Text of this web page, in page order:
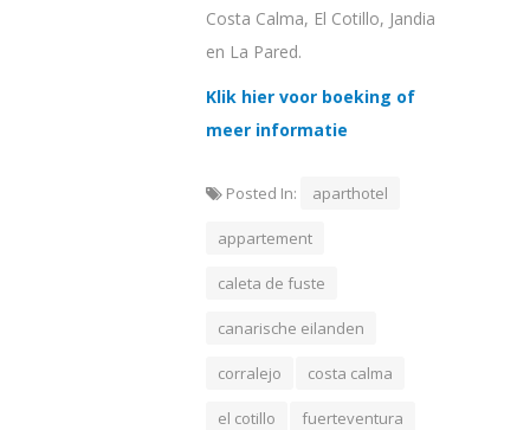
Costa Calma, El Cotillo, Jandia
en La Pared.
Klik hier voor boeking of
meer informatie
Posted In: aparthotel
appartement
caleta de fuste
canarische eilanden
corralejo costa calma
el cotillo fuerteventura